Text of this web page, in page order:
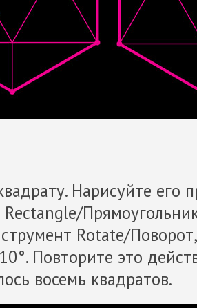
Нарисуйте его
Rotate/
Повторите это
восемь квадратов.